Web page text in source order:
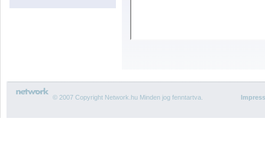
© 2007 Copyright Network.hu Minden jog fenntartva.